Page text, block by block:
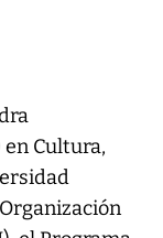
Cultura,